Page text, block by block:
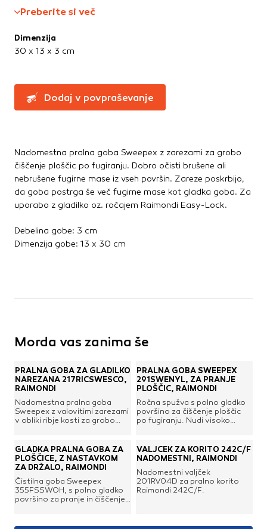
Straniščne školjke, WC deske
obloge
Laminati
Preberite si več
Dimenzija
30 x 13 x 3 cm
Dodaj v povpraševanje
Nadomestna pralna goba Sweepex z zarezami za grobo
čiščenje ploščic po fugiranju. Dobro očisti brušene ali
nebrušene fugirne mase iz vseh površin. Zareze poskrbijo,
da goba postrga še več fugirne mase kot gladka goba. Za
uporabo z gladilko oz. ročajem Raimondi Easy-Lock.
Debelina gobe: 3 cm
Dimenzija gobe: 13 x 30 cm
Morda vas zanima še
PRALNA GOBA ZA GLADILKO
NAREZANA 217RICSWESCO,
RAIMONDI
Nadomestna pralna goba
Sweepex z valovitimi zarezami
v obliki ribje kosti za grobo
zarez in dobro očisti brušene
ali nebrušene fugirne mase iz
vseh površin. Zareze
poskrbijo, da goba postrga še
več fugirne mase kot gladka
goba. Za uporabo z gladilko
oz. ročajem Raimondi Easy-
PRALNA GOBA SWEEPEX
291SWENYL, ZA PRANJE
PLOŠČIC, RAIMONDI
Ročna spužva s polno gladko
površino za čiščenje ploščic
po fugiranju. Nudi visoko
mase iz vseh
površin.Dimenzija gobe: 160 x
GLADKA PRALNA GOBA ZA
PLOŠČICE, Z NASTAVKOM
ZA DRŽALO, RAIMONDI
Čistilna goba Sweepex
355FSSWOH, s polno gladko
površino za pranje in čiščenje
površin. Primerna za uporabo
VALJČEK ZA KORITO 242C/F
NADOMESTNI, RAIMONDI
Nadomestni valjček
201RV04D za pralno korito
Raimondi 242C/F.
Partnerska oglaševalska podjetja jih lahko uporabljajo za
prikazovanje ustreznih oglasov na drugih spletnih mestih.
Pri delu uporabljajo edinstveno prepoznavanje vašega
ne boste deležni našega ciljnega spletnega oglaševanja.
DOVOLI VSE